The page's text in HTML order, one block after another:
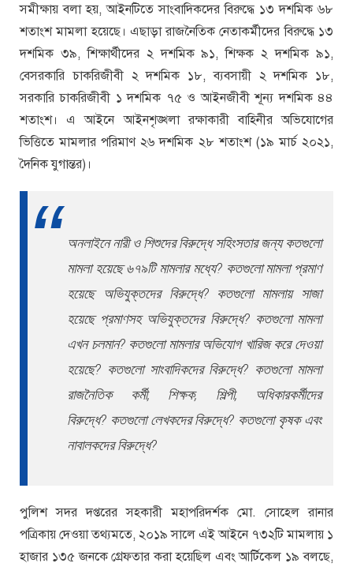
সমীক্ষায় বলা হয়, আইনটিতে সাংবাদিকদের বিরুদ্ধে ১৩ দশমিক ৬৮
শতাংশ মামলা হয়েছে। এছাড়া রাজনৈতিক নেতাকর্মীদের বিরুদ্ধে ১৩
দশমিক ৩৯, শিক্ষার্থীদের ২ দশমিক ৯১, শিক্ষক ২ দশমিক ৯১,
বেসরকারি চাকরিজীবী ২ দশমিক ১৮, ব্যবসায়ী ২ দশমিক ১৮,
সরকারি চাকরিজীবী ১ দশমিক ৭৫ ও আইনজীবী শূন্য দশমিক ৪৪
শতাংশ। এ আইনে আইনশৃঙ্খলা রক্ষাকারী বাহিনীর অভিযোগের
ভিত্তিতে মামলার পরিমাণ ২৬ দশমিক ২৮ শতাংশ (১৯ মার্চ ২০২১,
দৈনিক যুগান্তর)।
অনলাইনে নারী ও শিশুদের বিরুদ্ধে সহিংসতার জন্য কতগুলো
মামলা হয়েছে ৬৭৯টি মামলার মধ্যে? কতগুলো মামলা প্রমাণ
হয়েছে অভিযুক্তদের বিরুদ্ধে? কতগুলো মামলায় সাজা
হয়েছে প্রমাণসহ অভিযুক্তদের বিরুদ্ধে? কতগুলো মামলা
এখন চলমান? কতগুলো মামলার অভিযোগ খারিজ করে দেওয়া
হয়েছে? কতগুলো সাংবাদিকদের বিরুদ্ধে? কতগুলো মামলা
রাজনৈতিক কর্মী, শিক্ষক, শিল্পী, অধিকারকর্মীদের
বিরুদ্ধে? কতগুলো লেখকদের বিরুদ্ধে? কতগুলো কৃষক এবং
নাবালকদের বিরুদ্ধে?
পুলিশ সদর দপ্তরের সহকারী মহাপরিদর্শক মো. সোহেল রানার
পত্রিকায় দেওয়া তথ্যমতে, ২০১৯ সালে এই আইনে ৭৩২টি মামলায় ১
হাজার ১৩৫ জনকে গ্রেফতার করা হয়েছিল এবং আর্টিকেল ১৯ বলছে,